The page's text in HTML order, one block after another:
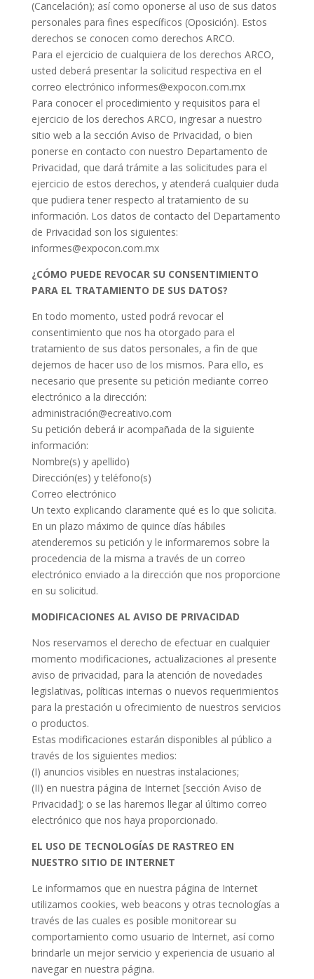
(Cancelación); así como oponerse al uso de sus datos
personales para fines específicos (Oposición). Estos
derechos se conocen como derechos ARCO.
Para el ejercicio de cualquiera de los derechos ARCO,
usted deberá presentar la solicitud respectiva en el
correo electrónico informes@expocon.com.mx
Para conocer el procedimiento y requisitos para el
ejercicio de los derechos ARCO, ingresar a nuestro
sitio web a la sección Aviso de Privacidad, o bien
ponerse en contacto con nuestro Departamento de
Privacidad, que dará trámite a las solicitudes para el
ejercicio de estos derechos, y atenderá cualquier duda
que pudiera tener respecto al tratamiento de su
información. Los datos de contacto del Departamento
de Privacidad son los siguientes:
informes@expocon.com.mx
¿CÓMO PUEDE REVOCAR SU CONSENTIMIENTO
PARA EL TRATAMIENTO DE SUS DATOS?
En todo momento, usted podrá revocar el
consentimiento que nos ha otorgado para el
tratamiento de sus datos personales, a fin de que
dejemos de hacer uso de los mismos. Para ello, es
necesario que presente su petición mediante correo
electrónico a la dirección:
administración@ecreativo.com
Su petición deberá ir acompañada de la siguiente
información:
Nombre(s) y apellido)
Dirección(es) y teléfono(s)
Correo electrónico
Un texto explicando claramente qué es lo que solicita.
En un plazo máximo de quince días hábiles
atenderemos su petición y le informaremos sobre la
procedencia de la misma a través de un correo
electrónico enviado a la dirección que nos proporcione
en su solicitud.
MODIFICACIONES AL AVISO DE PRIVACIDAD
Nos reservamos el derecho de efectuar en cualquier
momento modificaciones, actualizaciones al presente
aviso de privacidad, para la atención de novedades
legislativas, políticas internas o nuevos requerimientos
para la prestación u ofrecimiento de nuestros servicios
o productos.
Estas modificaciones estarán disponibles al público a
través de los siguientes medios:
(I) anuncios visibles en nuestras instalaciones;
(II) en nuestra página de Internet [sección Aviso de
Privacidad]; o se las haremos llegar al último correo
electrónico que nos haya proporcionado.
EL USO DE TECNOLOGÍAS DE RASTREO EN
NUESTRO SITIO DE INTERNET
Le informamos que en nuestra página de Internet
utilizamos cookies, web beacons y otras tecnologías a
través de las cuales es posible monitorear su
comportamiento como usuario de Internet, así como
brindarle un mejor servicio y experiencia de usuario al
navegar en nuestra página.